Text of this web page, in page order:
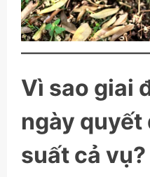
Vì sao giai
ngày quyết
suất cả vụ?